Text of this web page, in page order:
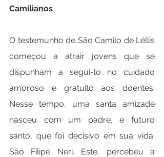
Camilianos
O testemunho de São Camilo de Léllis
começou a atrair jovens que se
dispunham a segui-lo no cuidado
amoroso e gratuito aos doentes.
Nesse tempo, uma santa amizade
nasceu com um padre, e futuro
santo, que foi decisivo em sua vida:
São Filipe Neri. Este, percebeu a